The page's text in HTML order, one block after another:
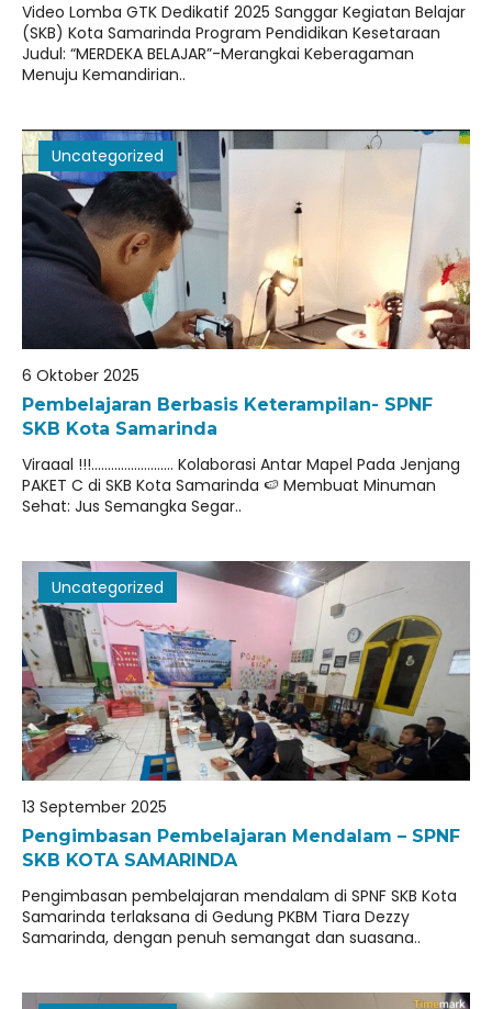
Video Lomba GTK Dedikatif 2025 Sanggar Kegiatan Belajar
(SKB) Kota Samarinda Program Pendidikan Kesetaraan
Judul: “MERDEKA BELAJAR”-Merangkai Keberagaman
Menuju Kemandirian..
Uncategorized
6 Oktober 2025
Pembelajaran Berbasis Keterampilan- SPNF
SKB Kota Samarinda
Viraaal !!!……………………. Kolaborasi Antar Mapel Pada Jenjang
PAKET C di SKB Kota Samarinda 🍉 Membuat Minuman
Sehat: Jus Semangka Segar..
Uncategorized
13 September 2025
Pengimbasan Pembelajaran Mendalam – SPNF
SKB KOTA SAMARINDA
Pengimbasan pembelajaran mendalam di SPNF SKB Kota
Samarinda terlaksana di Gedung PKBM Tiara Dezzy
Samarinda, dengan penuh semangat dan suasana..